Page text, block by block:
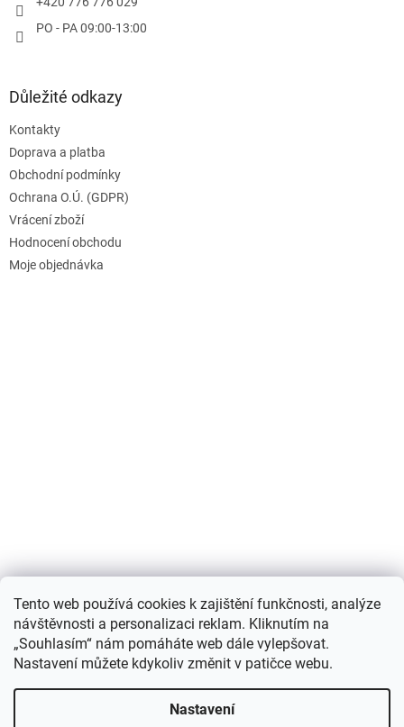
Tento web používá cookies k zajištění funkčnosti, analýze
návštěvnosti a personalizaci reklam. Kliknutím na
„Souhlasím“ nám pomáháte web dále vylepšovat.
Nastavení můžete kdykoliv změnit v patičce webu.
Nastavení
PO - PA 09:00-13:00
Důležité odkazy
Kontakty
Doprava a platba
Obchodní podmínky
Ochrana O.Ú. (GDPR)
Vrácení zboží
Hodnocení obchodu
Moje objednávka
0KS /0 KČ